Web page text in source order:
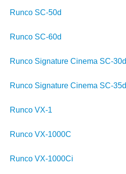
Runco SC-50d
Runco SC-60d
Runco Signature Cinema SC-30d
Runco Signature Cinema SC-35d
Runco VX-1
Runco VX-1000C
Runco VX-1000Ci